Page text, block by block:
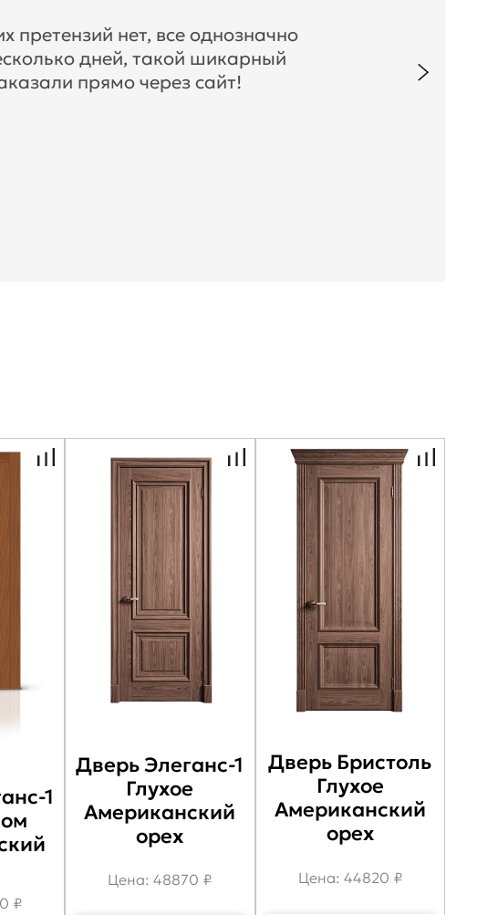
нет, все однозначно
дней, такой шикарный
прямо через сайт!
1
₽
Дверь Элеганс-1
Глухое
Американский
орех
Цена: 48870 ₽
Дверь Бристоль
Глухое
Американский
орех
Цена: 44820 ₽